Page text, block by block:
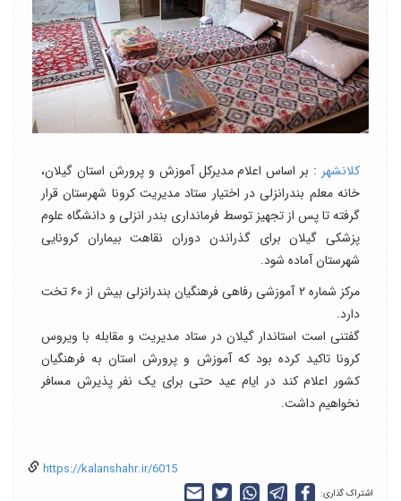
کلانشهر : بر اساس اعلام مدیرکل آموزش و پرورش استان گیلان،
خانه معلم بندرانزلی در اختیار ستاد مدیریت کرونا شهرستان قرار
گرفته تا پس از تجهیز توسط فرمانداری بندر انزلی و دانشگاه علوم
پزشکی گیلان برای گذراندن دوران نقاهت بیماران کرونایی
شهرستان آماده شود.
مرکز شماره ۲ آموزشی رفاهی فرهنگیان بندرانزلی بیش از ۶۰ تخت
دارد.
گفتنی است استاندار گیلان در ستاد مدیریت و مقابله با ویروس
کرونا تاکید کرده بود که آموزش و پرورش استان به فرهنگیان
کشور اعلام کند در ایام عید حتی برای یک نفر پذیرش مسافر
نخواهیم داشت.
https://kalanshahr.ir/6015
اشتراک گذاری: